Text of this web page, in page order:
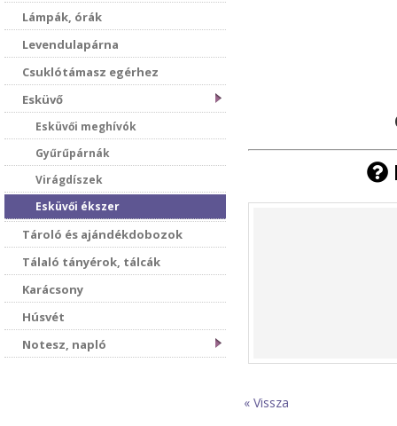
Lámpák, órák
Levendulapárna
Csuklótámasz egérhez
Esküvő
Esküvői meghívók
Gyűrűpárnák
Virágdíszek
Esküvői ékszer
Tároló és ajándékdobozok
Tálaló tányérok, tálcák
Karácsony
Húsvét
Notesz, napló
« Vissza